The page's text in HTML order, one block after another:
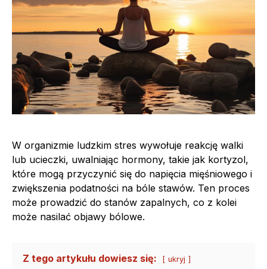
W organizmie ludzkim stres wywołuje reakcję walki
lub ucieczki, uwalniając hormony, takie jak kortyzol,
które mogą przyczynić się do napięcia mięśniowego i
zwiększenia podatności na bóle stawów. Ten proces
może prowadzić do stanów zapalnych, co z kolei
może nasilać objawy bólowe.
Z tego artykułu dowiesz się: ukryj